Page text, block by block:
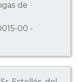
de
00 -